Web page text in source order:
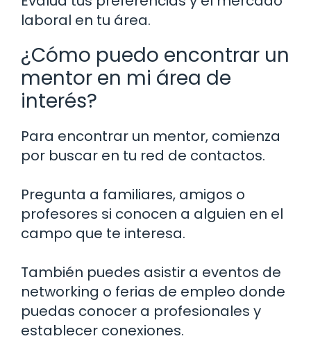
laboral en tu área.
¿Cómo puedo encontrar un
mentor en mi área de
interés?
Para encontrar un mentor, comienza
por buscar en tu red de contactos.
Pregunta a familiares, amigos o
profesores si conocen a alguien en el
campo que te interesa.
También puedes asistir a eventos de
networking o ferias de empleo donde
puedas conocer a profesionales y
establecer conexiones.